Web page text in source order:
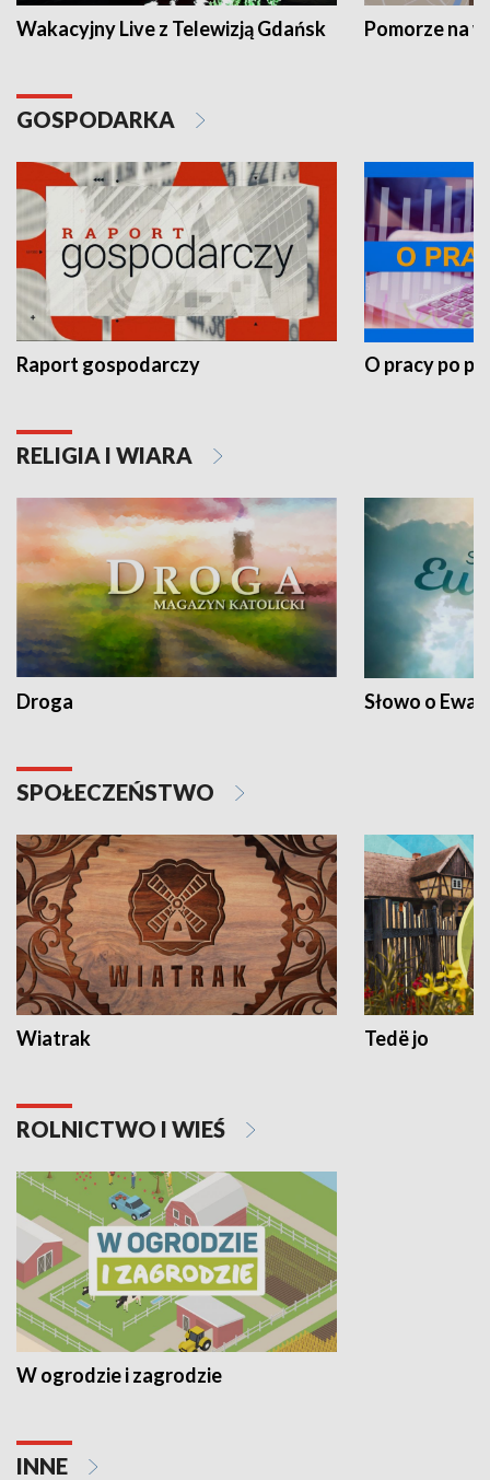
Wakacyjny Live z Telewizją Gdańsk Pomorze na
GOSPODARKA
Raport gospodarczy O pracy po
RELIGIA I WIARA
Droga Słowo o
SPOŁECZEŃSTWO
Wiatrak Tedë jo
ROLNICTWO I WIEŚ
W ogrodzie i zagrodzie
INNE